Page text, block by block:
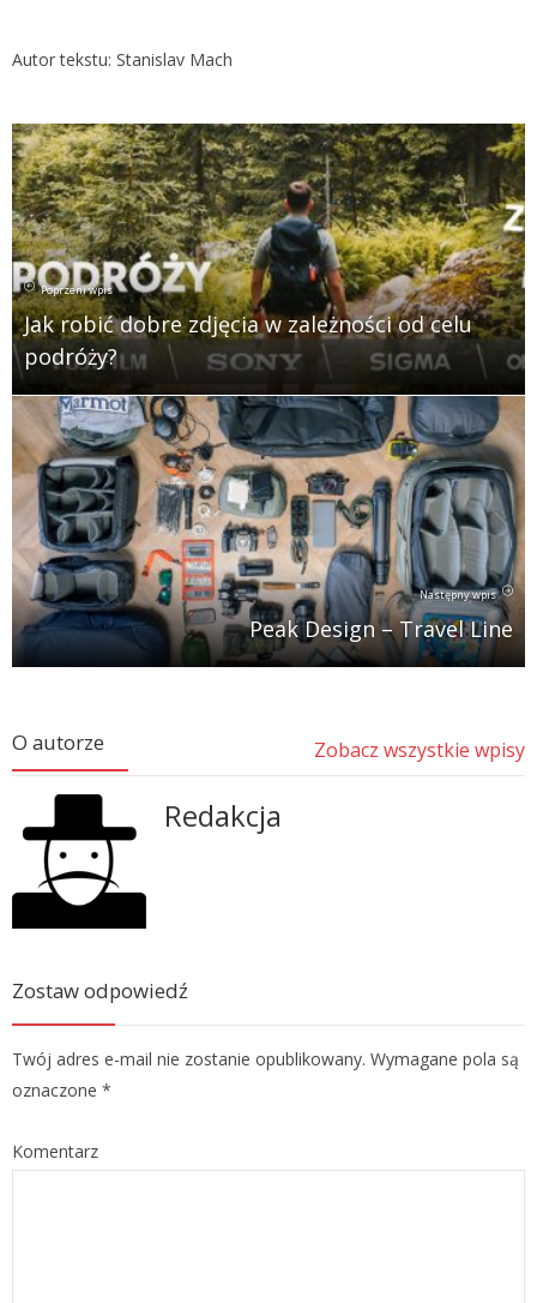
Autor tekstu: Stanislav Mach
Poprzeni wpis
Jak robić dobre zdjęcia w zależności od celu
podróży?
Następny wpis
Peak Design – Travel Line
O autorze Zobacz wszystkie wpisy
Redakcja
Zostaw odpowiedź
Twój adres e-mail nie zostanie opublikowany. Wymagane pola są
oznaczone *
Komentarz